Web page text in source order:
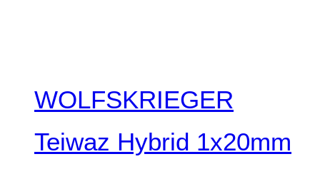
WOLFSKRIEGER
Teiwaz Hybrid 1x20mm